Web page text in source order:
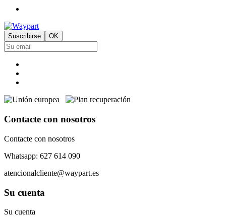
Contacte con nosotros
Contacte con nosotros
Whatsapp: 627 614 090
atencionalcliente@waypart.es
Su cuenta
Su cuenta